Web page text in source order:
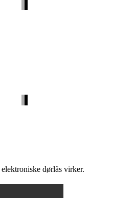
dørlås virker.